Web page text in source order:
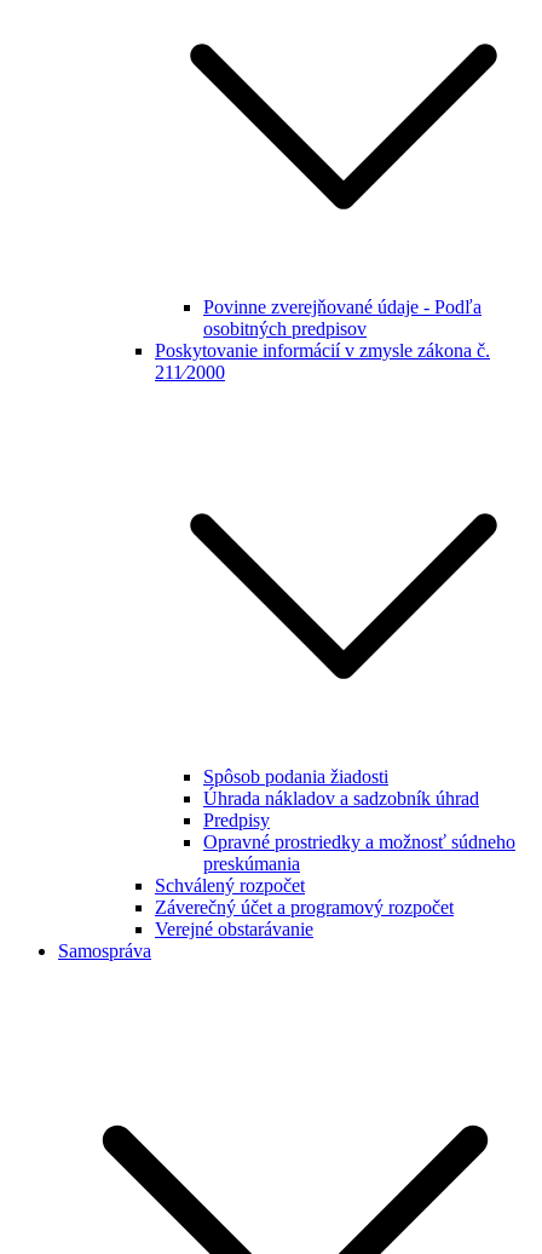
Povinne zverejňované údaje - Podľa
osobitných predpisov
Poskytovanie informácií v zmysle zákona č.
211⁄2000
Spôsob podania žiadosti
Úhrada nákladov a sadzobník úhrad
Predpisy
Opravné prostriedky a možnosť súdneho
preskúmania
Schválený rozpočet
Záverečný účet a programový rozpočet
Verejné obstarávanie
Samospráva